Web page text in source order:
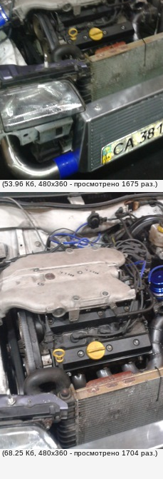
(53.96 Кб, 480x360 - просмотрено 1675 раз.)
(68.25 Кб, 480x360 - просмотрено 1704 раз.)